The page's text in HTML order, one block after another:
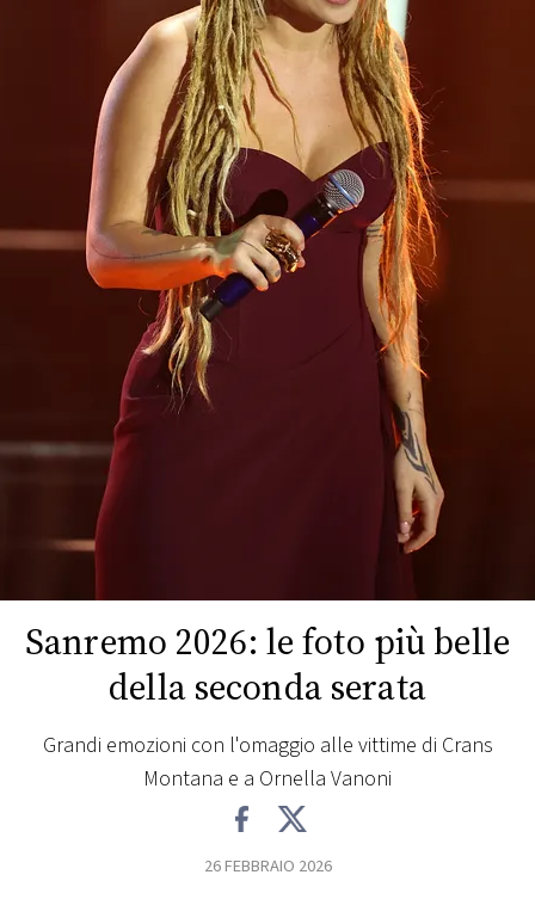
CONCORSI
EVENTI
VIDEO
PRINCIPATO
MONACO
CONSIGLIA
Sanremo 2026: le foto più belle
della seconda serata
Grandi emozioni con l'omaggio alle vittime di Crans
Montana e a Ornella Vanoni
26 FEBBRAIO 2026